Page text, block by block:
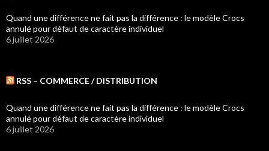
Quand une différence ne fait pas la différence : le modèle Crocs
annulé pour défaut de caractère individuel
6 juillet 2026
RSS – COMMERCE / DISTRIBUTION
Quand une différence ne fait pas la différence : le modèle Crocs
annulé pour défaut de caractère individuel
6 juillet 2026